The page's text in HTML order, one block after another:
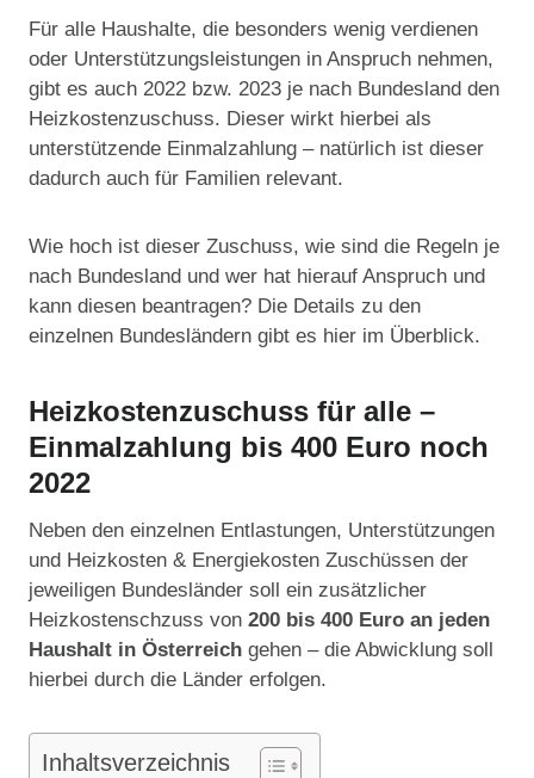
Für alle Haushalte, die besonders wenig verdienen
oder Unterstützungsleistungen in Anspruch nehmen,
gibt es auch 2022 bzw. 2023 je nach Bundesland den
Heizkostenzuschuss. Dieser wirkt hierbei als
unterstützende Einmalzahlung – natürlich ist dieser
dadurch auch für Familien relevant.
Wie hoch ist dieser Zuschuss, wie sind die Regeln je
nach Bundesland und wer hat hierauf Anspruch und
kann diesen beantragen? Die Details zu den
einzelnen Bundesländern gibt es hier im Überblick.
Heizkostenzuschuss für alle –
Einmalzahlung bis 400 Euro noch
2022
Neben den einzelnen Entlastungen, Unterstützungen
und Heizkosten & Energiekosten Zuschüssen der
jeweiligen Bundesländer soll ein zusätzlicher
Heizkostenschzuss von 200 bis 400 Euro an jeden
Haushalt in Österreich gehen – die Abwicklung soll
hierbei durch die Länder erfolgen.
Inhaltsverzeichnis